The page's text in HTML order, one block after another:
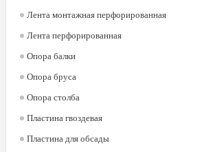
Лента монтажная перфорированная
Лента перфорированная
Опора балки
Опора бруса
Опора столба
Пластина гвоздевая
Пластина для обсады